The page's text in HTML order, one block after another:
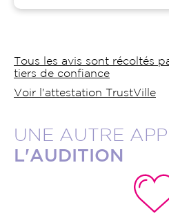
Tous les avis sont récoltés
tiers de confiance
Voir l'attestation TrustVille
UNE AUTRE
L'AUDITION